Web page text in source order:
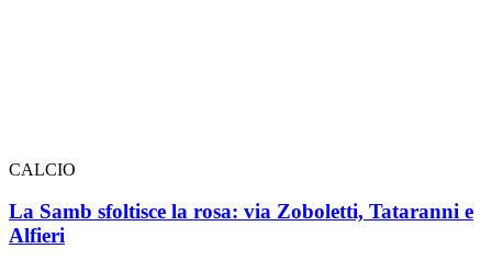
CALCIO
La Samb sfoltisce la rosa: via Zoboletti, Tataranni e
Alfieri